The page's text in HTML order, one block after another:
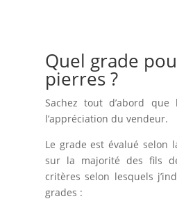
Quel grade
pierres ?
Sachez tout d’abord
l’appréciation du vendeur.
Le grade est évalué selon
sur la majorité des fils
critères selon lesquels
grades :